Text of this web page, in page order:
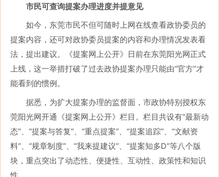
市民可查询提案办理进度并提意见
如今，东莞市民不但可随时上网在线查看政协委员的
提案内容，还可对政协委员提案的内容和办理情况发表看
法，提出建议。《提案网上公开》日前在东莞阳光网正式
上线，这一举措打破了过去政协提案办理只能由“官方”才
能看到的惯例。
据悉，为扩大提案办理的监督面，市政协特别授权东
莞阳光网开通《提案网上公开》栏目。栏目共设有“最新动
态”、“提案与答复”、“重点提案”、“提案追踪”、“文献资
料”、“规章制度”、“我来提建议”、“提案知多D”等八个版
块，重点突出了动态性、便捷性、互动性、政策性和知识
性。